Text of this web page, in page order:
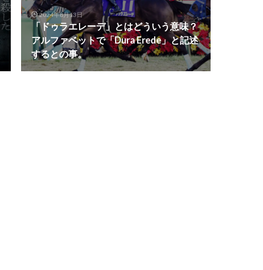
2024年8月13日
「ドゥラエレーデ」とはどういう意味？
アルファベットで「Dura Erede」と記述
するとの事。